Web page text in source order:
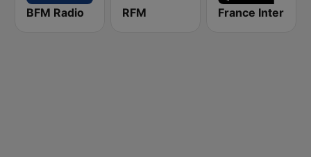
BFM Radio RFM France Inter